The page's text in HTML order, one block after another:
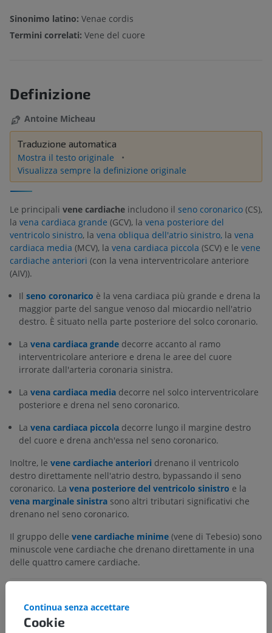
Sinonimo latino: Venae cordis
Termini correlati: Vene del cuore
Definizione
Antoine Micheau
Traduzione automatica
Mostra il testo originale
Visualizza sempre la definizione originale
Le principali vene cardiache includono il seno coronarico (CS),
la vena cardiaca grande (GCV), la vena posteriore del
ventricolo sinistro, la vena obliqua dell'atrio sinistro, la vena
cardiaca media (MCV), la vena cardiaca piccola (SCV) e le vene
cardiache anteriori (con la vena interventricolare anteriore
(AIV)).
Il seno coronarico è la vena cardiaca più grande e drena la
maggior parte del sangue venoso dal miocardio nell'atrio
destro. È situato nella parte posteriore del solco coronario.
La vena cardiaca grande decorre accanto al ramo
interventricolare anteriore e drena le aree del cuore
irrorate dall'arteria coronaria sinistra.
La vena cardiaca media decorre nel solco interventricolare
posteriore e drena nel seno coronarico.
La vena cardiaca piccola decorre lungo il margine destro
del cuore e drena anch'essa nel seno coronarico.
Inoltre, le vene cardiache anteriori drenano il ventricolo
destro direttamente nell'atrio destro, bypassando il seno
coronarico. La vena posteriore del ventricolo sinistro e la
vena marginale sinistra sono altri tributari significativi che
drenano nel seno coronarico.
Il gruppo delle vene cardiache minime (vene di Tebesio) sono
minuscole vene cardiache che drenano direttamente in una
delle quattro camere cardiache.
Cookie
Continua senza accettare